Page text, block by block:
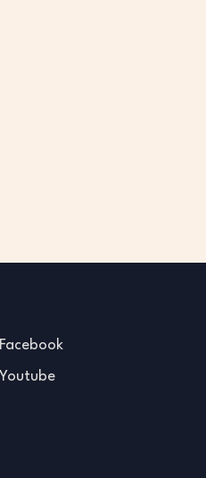
Facebook
Youtube